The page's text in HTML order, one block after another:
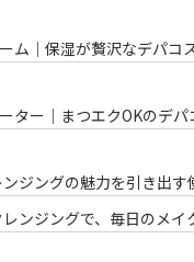
ム｜保湿が贅沢なデパコ
ター｜まつエクOKのデ
ジングの魅力を引き出す
ンジングで、毎日のメイ